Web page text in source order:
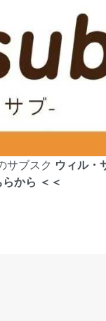
サブスク ウィル・
から ＜＜